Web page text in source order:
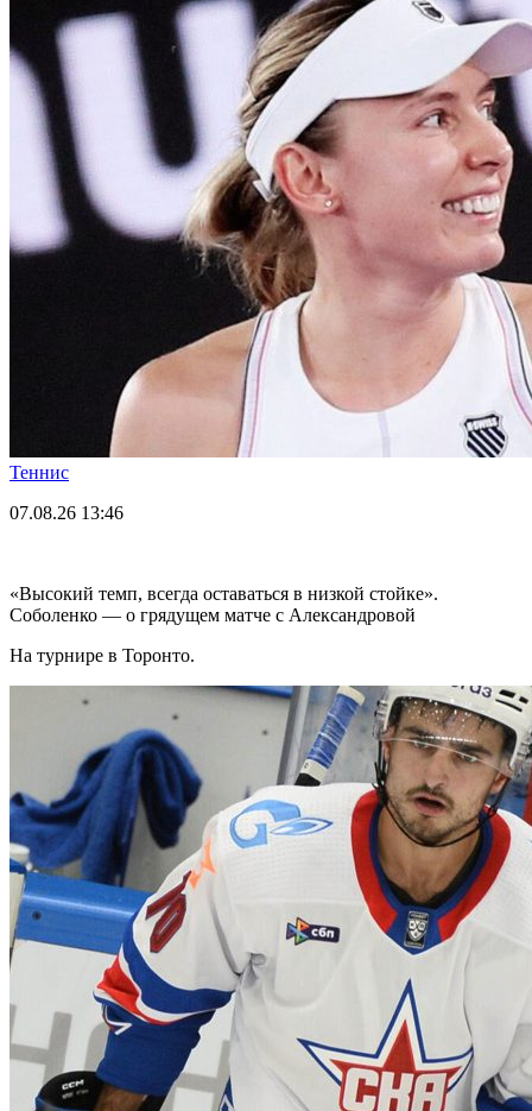
Теннис
07.08.26 13:46
«Высокий темп, всегда оставаться в низкой стойке».
Соболенко — о грядущем матче с Александровой
На турнире в Торонто.